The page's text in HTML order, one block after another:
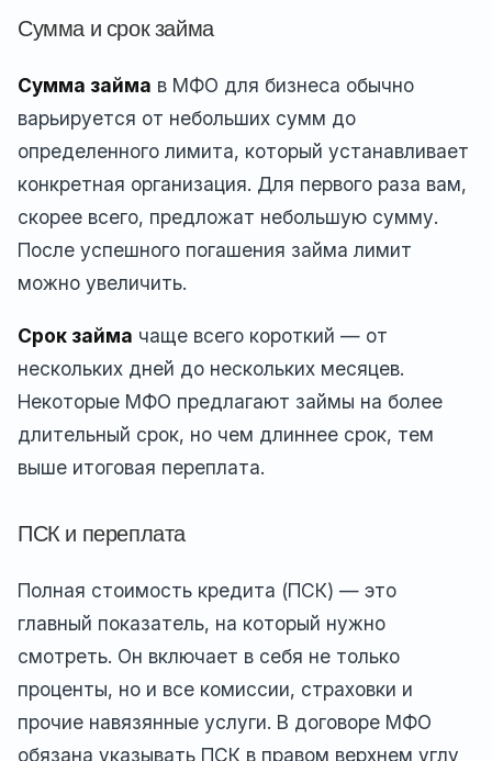
Сумма и срок займа
Сумма займа в МФО для бизнеса обычно
варьируется от небольших сумм до
определенного лимита, который устанавливает
конкретная организация. Для первого раза вам,
скорее всего, предложат небольшую сумму.
После успешного погашения займа лимит
можно увеличить.
Срок займа чаще всего короткий — от
нескольких дней до нескольких месяцев.
Некоторые МФО предлагают займы на более
длительный срок, но чем длиннее срок, тем
выше итоговая переплата.
ПСК и переплата
Полная стоимость кредита (ПСК) — это
главный показатель, на который нужно
смотреть. Он включает в себя не только
проценты, но и все комиссии, страховки и
прочие навязянные услуги. В договоре МФО
обязана указывать ПСК в правом верхнем углу